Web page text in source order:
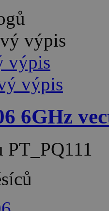
výpis
výpis
výpis
6GHz
PT_PQ111